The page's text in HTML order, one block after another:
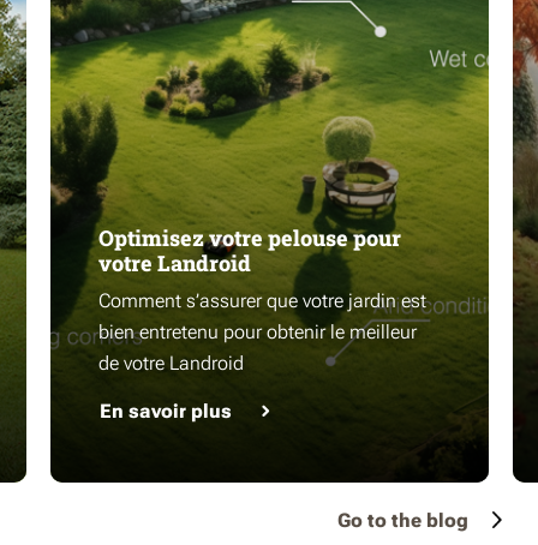
Optimisez votre pelouse pour
votre Landroid
Comment s’assurer que votre jardin est
bien entretenu pour obtenir le meilleur
de votre Landroid
En savoir plus
Go to the blog